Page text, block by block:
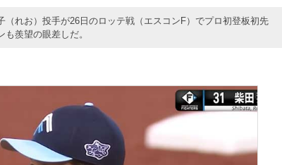
れお）投手が26日のロッテ戦（エスコンF）でプロ初登板初先
羨望の眼差しだ。